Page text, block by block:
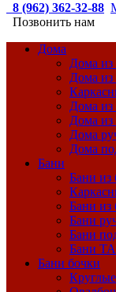
8 (962) 362-32-88
Позвонить нам
Дома
Дома из
Дома из
Дома
Дома из
Дома
Дома
Бани
Бани из
Бани из
Бани
Бани
Бани
Бани бочки